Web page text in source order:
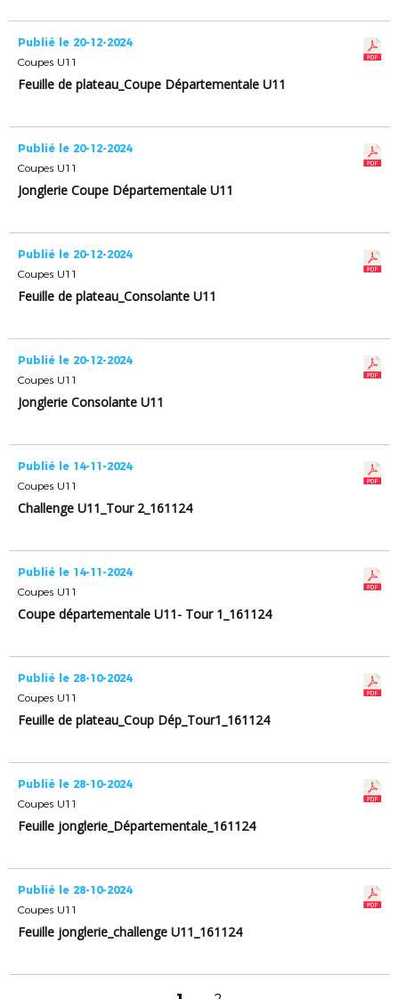
Publié le 20-12-2024
Coupes U11
Feuille de plateau_Coupe Départementale U11
Publié le 20-12-2024
Coupes U11
Jonglerie Coupe Départementale U11
Publié le 20-12-2024
Coupes U11
Feuille de plateau_Consolante U11
Publié le 20-12-2024
Coupes U11
Jonglerie Consolante U11
Publié le 14-11-2024
Coupes U11
Challenge U11_Tour 2_161124
Publié le 14-11-2024
Coupes U11
Coupe départementale U11- Tour 1_161124
Publié le 28-10-2024
Coupes U11
Feuille de plateau_Coup Dép_Tour1_161124
Publié le 28-10-2024
Coupes U11
Feuille jonglerie_Départementale_161124
Publié le 28-10-2024
Coupes U11
Feuille jonglerie_challenge U11_161124